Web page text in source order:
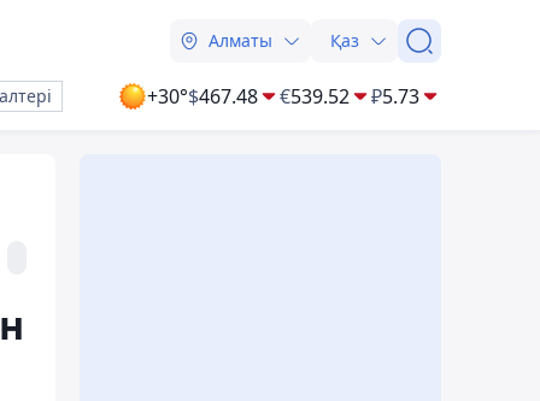
Алматы Қаз
+30°$467.48 €539.52 ₽5.73